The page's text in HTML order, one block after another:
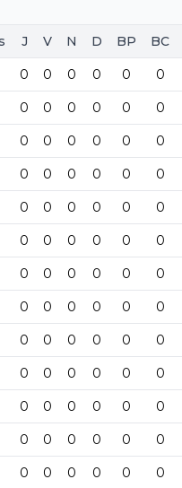
J V N D BP BC
0 0 0 0 0 0
0 0 0 0 0 0
0 0 0 0 0 0
0 0 0 0 0 0
0 0 0 0 0 0
0 0 0 0 0 0
0 0 0 0 0 0
0 0 0 0 0 0
0 0 0 0 0 0
0 0 0 0 0 0
0 0 0 0 0 0
0 0 0 0 0 0
0 0 0 0 0 0